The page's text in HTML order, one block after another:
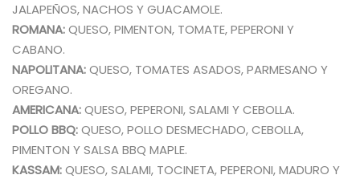
JALAPEÑOS, NACHOS Y GUACAMOLE.
ROMANA:QUESO, PIMENTON, TOMATE, PEPERONI Y
CABANO.
NAPOLITANA:QUESO, TOMATES ASADOS, PARMESANO Y
OREGANO.
AMERICANA:QUESO, PEPERONI, SALAMI Y CEBOLLA.
POLLO BBQ:QUESO, POLLO DESMECHADO, CEBOLLA,
PIMENTON Y SALSA BBQ MAPLE.
KASSAM:QUESO, SALAMI, TOCINETA, PEPERONI, MADURO Y